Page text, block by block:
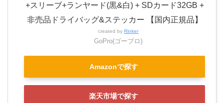
+スリーブ+ランヤード(黒&白) + SDカード32GB +
非売品ドライバッグ&ステッカー 【国内正規品】
created by Rinker
GoPro(ゴープロ)
Amazonで探す
楽天市場で探す